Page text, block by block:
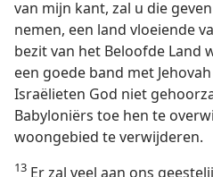
van mijn kant, zal u die
nemen, een land vloeiende
bezit van het Beloofde Land
een goede band met
Israëlieten God niet
Babyloniërs toe hen te
woongebied te verwijderen.
13 Er zal veel aan ons